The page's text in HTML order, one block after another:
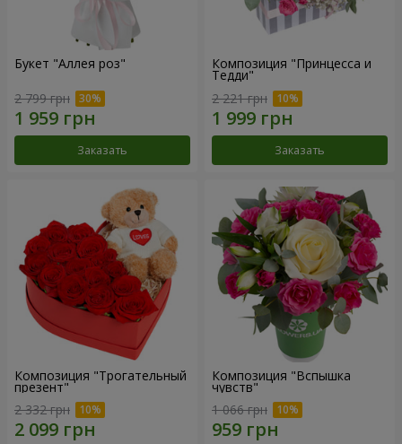
Букет "Аллея роз"
2 799 грн
Заказать
Композиция "Принцесса и
Тедди"
2 221 грн
Заказать
Композиция "Трогательный
презент"
2 332 грн
Композиция "Вспышка
чувств"
1 066 грн